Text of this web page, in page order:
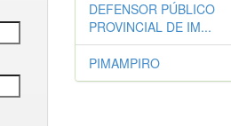
DEFENSOR PÚBLICO
PROVINCIAL DE IM...
PIMAMPIRO